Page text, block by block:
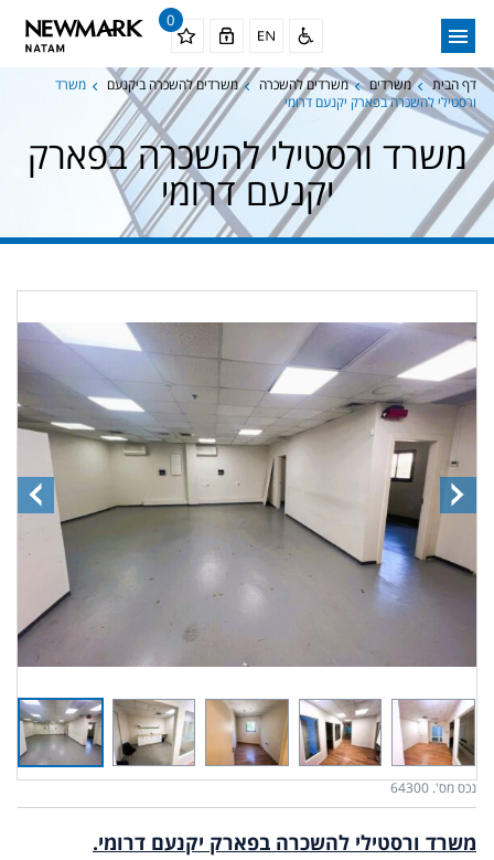
0
דף הבית משרדים משרדים להשכרה משרדים להשכרה ביקנעם
משרד
ורסטילי להשכרה בפארק יקנעם דרומי
משרד ורסטילי להשכרה בפארק
יקנעם דרומי
נכס מס'. 64300
משרד ורסטילי להשכרה בפארק יקנעם דרומי.